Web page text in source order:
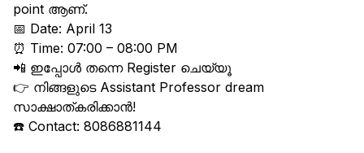
point ആണ്.
📅 Date: April 13
⏰ Time: 07:00 – 08:00 PM
📲 ഇപ്പോൾ തന്നെ Register ചെയ്യൂ
👉 നിങ്ങളുടെ Assistant Professor dream
സാക്ഷാത്കരിക്കാൻ!
☎️ Contact: 8086881144